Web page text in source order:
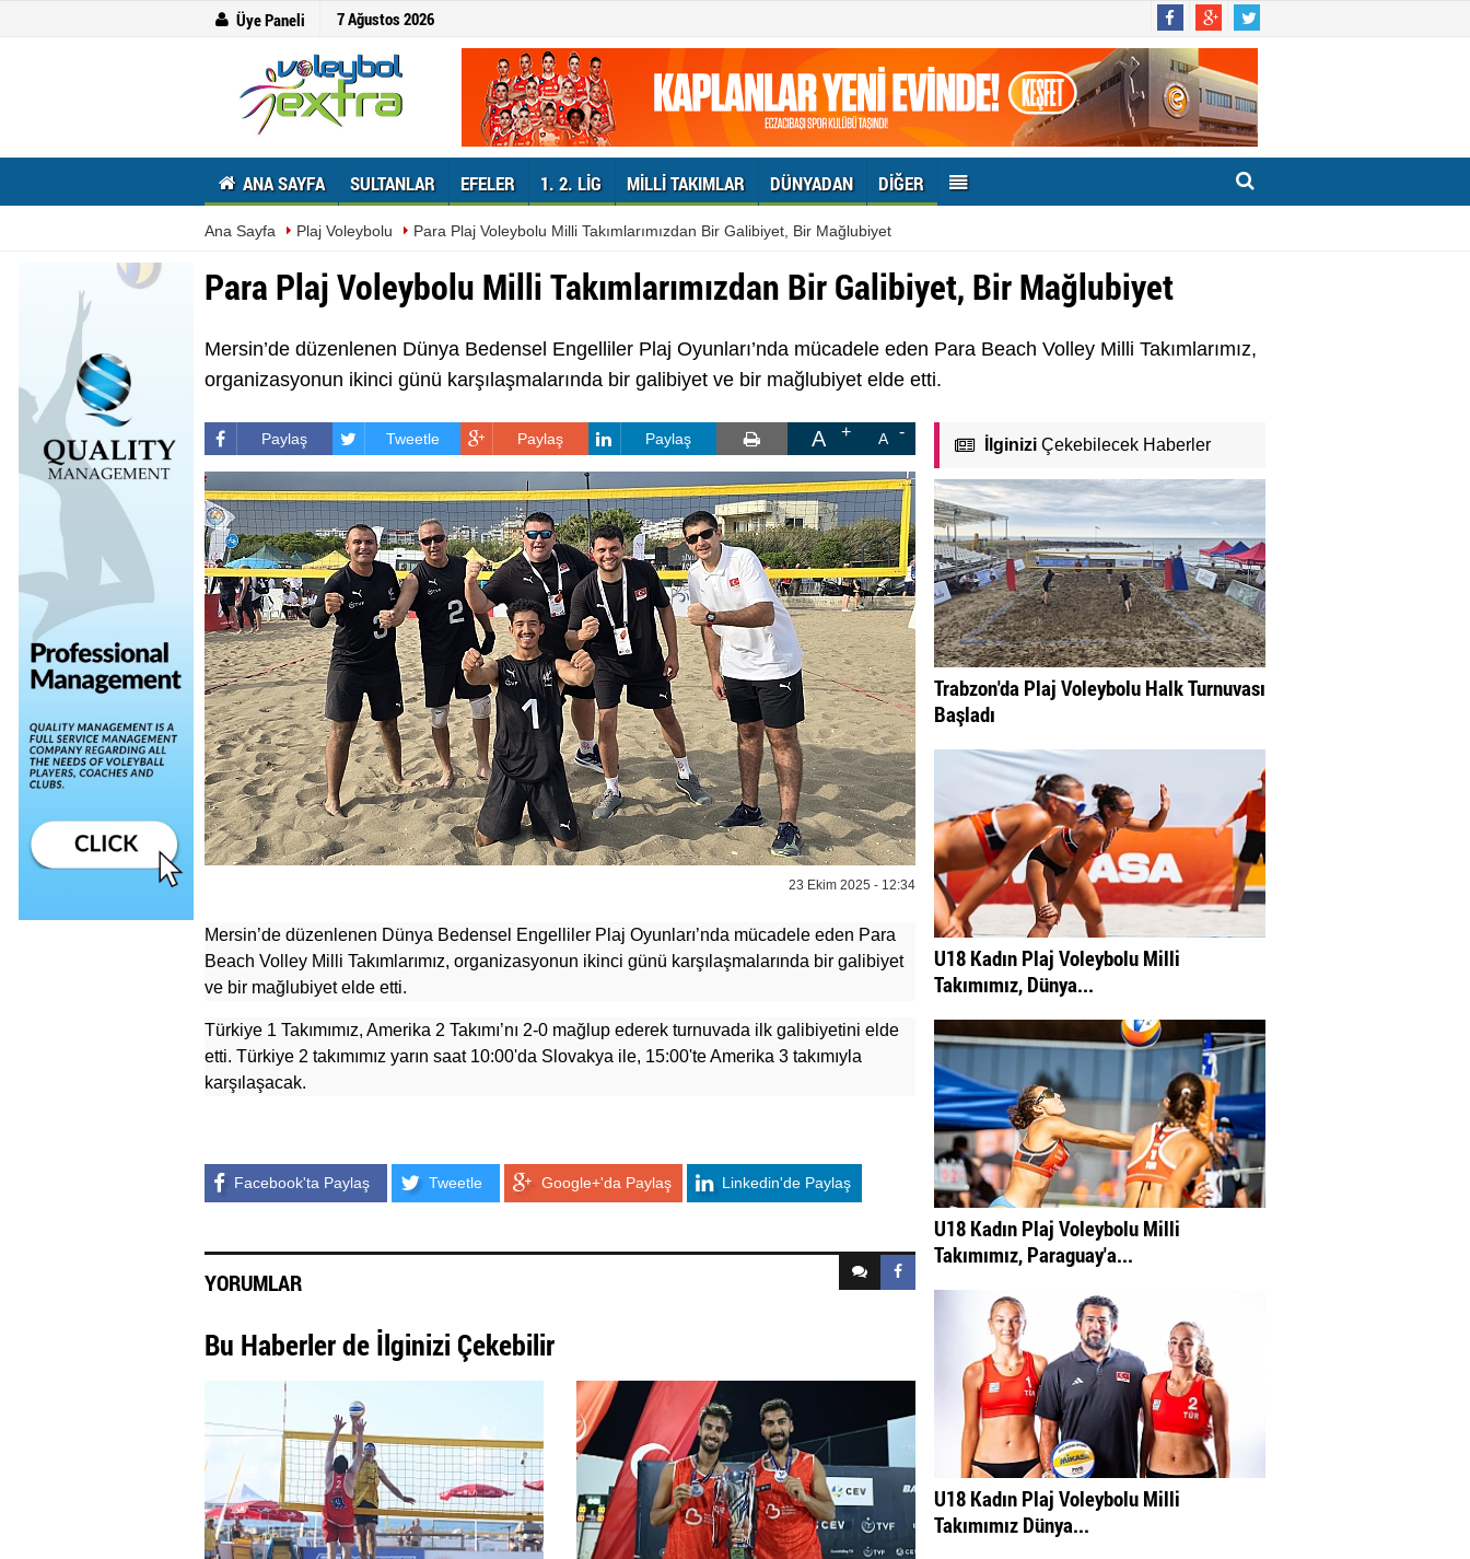
Üye Paneli 7 Ağustos 2026
ANA SAYFA SULTANLAR EFELER 1. 2. LIG MILLI TAKIMLAR DÜNYADAN DIĞER
Ana Sayfa Plaj Voleybolu Para Plaj Voleybolu Milli Takımlarımızdan Bir Galibiyet, Bir Mağlubiyet
Para Plaj Voleybolu Milli Takımlarımızdan Bir Galibiyet, Bir Mağlubiyet
Mersin’de düzenlenen Dünya Bedensel Engelliler Plaj Oyunları’nda mücadele eden Para Beach Volley Milli Takımlarımız,
organizasyonun ikinci günü karşılaşmalarında bir galibiyet ve bir mağlubiyet elde etti.
Paylaş Tweetle Paylaş Paylaş A A
23 Ekim 2025 - 12:34
Mersin’de düzenlenen Dünya Bedensel Engelliler Plaj Oyunları’nda mücadele eden Para
Beach Volley Milli Takımlarımız, organizasyonun ikinci günü karşılaşmalarında bir galibiyet
ve bir mağlubiyet elde etti.
Türkiye 1 Takımımız, Amerika 2 Takımı’nı 2-0 mağlup ederek turnuvada ilk galibiyetini elde
etti. Türkiye 2 takımımız yarın saat 10:00'da Slovakya ile, 15:00'te Amerika 3 takımıyla
karşılaşacak.
Facebook'ta Paylaş Tweetle Google+'da Paylaş Linkedin'de Paylaş
YORUMLAR
Bu Haberler de İlginizi Çekebilir
İlginiziÇekebilecek Haberler
Trabzon'da Plaj Voleybolu Halk Turnuvası
Başladı
U18 Kadın Plaj Voleybolu Milli
Takımımız, Dünya...
U18 Kadın Plaj Voleybolu Milli
Takımımız, Paraguay'a...
U18 Kadın Plaj Voleybolu Milli
Takımımız Dünya...